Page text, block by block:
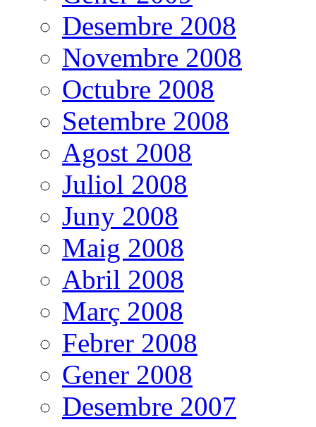
Desembre 2008
Novembre 2008
Octubre 2008
Setembre 2008
Agost 2008
Juliol 2008
Juny 2008
Maig 2008
Abril 2008
Març 2008
Febrer 2008
Gener 2008
Desembre 2007